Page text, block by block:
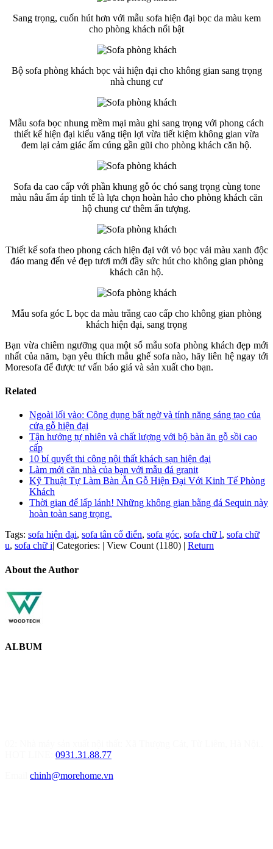
Sang trọng, cuốn hút hơn với mẫu sofa hiện đại bọc da màu kem
cho phòng khách nổi bật
Bộ sofa phòng khách bọc vải hiện đại cho không gian sang trọng
nhà chung cư
Mẫu sofa bọc nhung mềm mại màu ghi sang trọng với phong cách
thiết kế hiện đại kiểu văng tiện lợi vừa tiết kiệm không gian vừa
đem lại cảm giác ấm cúng gần gũi cho phòng khách căn hộ.
Sofa da cao cấp với phần khung gỗ óc chó sang trọng cùng tone
màu nâu ấm áp tinh tế là lựa chọn hoàn hảo cho phòng khách căn
hộ chung cư thêm ấn tượng.
Thiết kế sofa theo phong cách hiện đại với vỏ bọc vải màu xanh độc
đáo mang đến vẻ đẹp tươi mới đầy sức hút cho không gian phòng
khách căn hộ.
Mẫu sofa góc L bọc da màu trắng cao cấp cho không gian phòng
khách hiện đại, sang trọng
Bạn vừa chiêm ngưỡng qua một số mẫu sofa phòng khách đẹp mới
nhất của năm, bạn yêu thích mẫu ghế sofa nào, hãy liên hệ ngay tới
Moresofa để được tư vấn báo giá và sản xuất cho bạn.
Related
Ngoài lối vào: Công dụng bất ngờ và tính năng sáng tạo của
cửa gỗ hiện đại
Tận hưởng tự nhiên và chất lượng với bộ bàn ăn gỗ sồi cao
cấp
10 bí quyết thi công nội thất khách sạn hiện đại
Làm mới căn nhà của bạn với mẫu đá granit
Kỹ Thuật Tự Làm Bàn Ăn Gỗ Hiện Đại Với Kinh Tế Phòng
Khách
Thời gian để lấp lánh! Những không gian bằng đá Sequin này
hoàn toàn sang trọng.
Tags: sofa hiện đại, sofa tân cổ điển, sofa góc, sofa chữ l, sofa chữ
u, sofa chữ i| Categories: | View Count (1180) | Return
About the Author
ALBUM
0931.31.88.77
chinh@morehome.vn